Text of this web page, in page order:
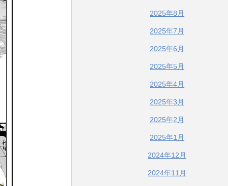
2025年8月
2025年7月
2025年6月
2025年5月
2025年4月
2025年3月
2025年2月
2025年1月
2024年12月
2024年11月